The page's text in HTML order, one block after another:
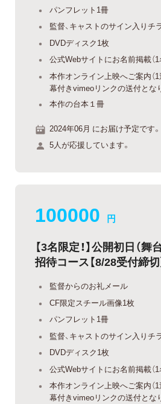
パンフレット1冊
監督、キャストのサイン入りチ
DVDディスク1枚
公式Webサイトにお名前掲載（1
本作オンライン上映へご案内（
幕付きvimeoリンクの送付とな
本作の台本１冊
2024年06月 にお届け予定です。
5人が応援しています。
100000 円
【3名限定！】公開初日（
招待コース【8/28受付締切
監督からのお礼メール
CF限定スチール画像1枚
パンフレット1冊
監督、キャストのサイン入りチ
DVDディスク1枚
公式Webサイトにお名前掲載（1
本作オンライン上映へご案内（
幕付きvimeoリンクの送付とな